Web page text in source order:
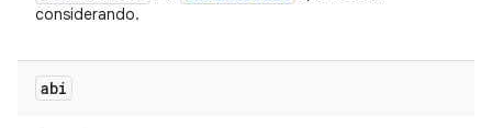
considerando.
abi